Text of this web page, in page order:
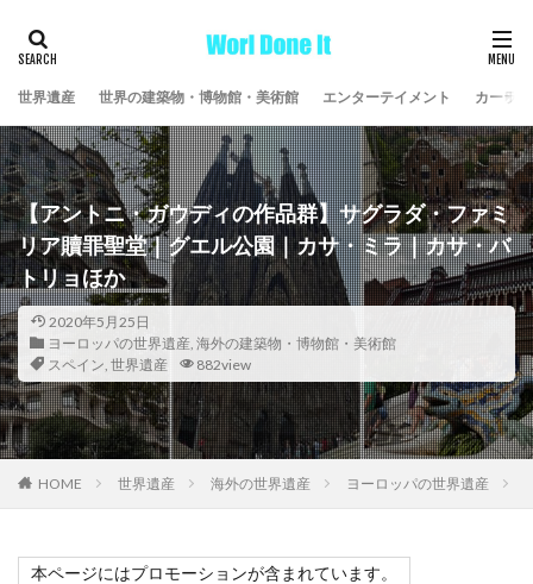
世界遺産 世界の建築物・博物館・美術館 エンターテイメント カーラ
【アントニ・ガウディの作品群】サグラダ・ファミ
リア贖罪聖堂｜グエル公園｜カサ・ミラ｜カサ・バ
トリョほか
2020年5月25日
ヨーロッパの世界遺産, 海外の建築物・博物館・美術館
スペイン, 世界遺産 882view
HOME 世界遺産 海外の世界遺産 ヨーロッパの世界遺産
本ページにはプロモーションが含まれています。